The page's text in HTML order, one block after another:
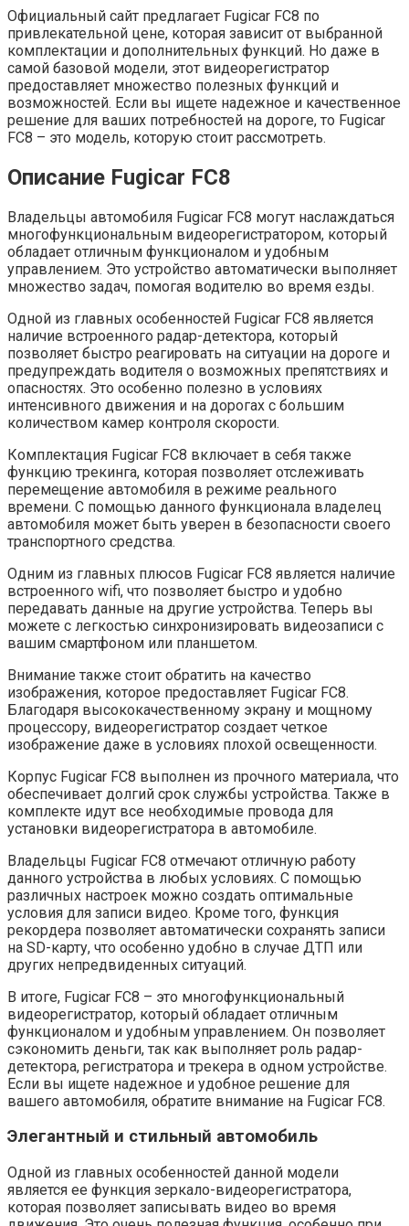
Официальный сайт предлагает Fugicar FC8 по
привлекательной цене, которая зависит от выбранной
комплектации и дополнительных функций. Но даже в
самой базовой модели, этот видеорегистратор
предоставляет множество полезных функций и
возможностей. Если вы ищете надежное и качественное
решение для ваших потребностей на дороге, то Fugicar
FC8 – это модель, которую стоит рассмотреть.
Описание Fugicar FC8
Владельцы автомобиля Fugicar FC8 могут наслаждаться
многофункциональным видеорегистратором, который
обладает отличным функционалом и удобным
управлением. Это устройство автоматически выполняет
множество задач, помогая водителю во время езды.
Одной из главных особенностей Fugicar FC8 является
наличие встроенного радар-детектора, который
позволяет быстро реагировать на ситуации на дороге и
предупреждать водителя о возможных препятствиях и
опасностях. Это особенно полезно в условиях
интенсивного движения и на дорогах с большим
количеством камер контроля скорости.
Комплектация Fugicar FC8 включает в себя также
функцию трекинга, которая позволяет отслеживать
перемещение автомобиля в режиме реального
времени. С помощью данного функционала владелец
автомобиля может быть уверен в безопасности своего
транспортного средства.
Одним из главных плюсов Fugicar FC8 является наличие
встроенного wifi, что позволяет быстро и удобно
передавать данные на другие устройства. Теперь вы
можете с легкостью синхронизировать видеозаписи с
вашим смартфоном или планшетом.
Внимание также стоит обратить на качество
изображения, которое предоставляет Fugicar FC8.
Благодаря высококачественному экрану и мощному
процессору, видеорегистратор создает четкое
изображение даже в условиях плохой освещенности.
Корпус Fugicar FC8 выполнен из прочного материала, что
обеспечивает долгий срок службы устройства. Также в
комплекте идут все необходимые провода для
установки видеорегистратора в автомобиле.
Владельцы Fugicar FC8 отмечают отличную работу
данного устройства в любых условиях. С помощью
различных настроек можно создать оптимальные
условия для записи видео. Кроме того, функция
рекордера позволяет автоматически сохранять записи
на SD-карту, что особенно удобно в случае ДТП или
других непредвиденных ситуаций.
В итоге, Fugicar FC8 – это многофункциональный
видеорегистратор, который обладает отличным
функционалом и удобным управлением. Он позволяет
сэкономить деньги, так как выполняет роль радар-
детектора, регистратора и трекера в одном устройстве.
Если вы ищете надежное и удобное решение для
вашего автомобиля, обратите внимание на Fugicar FC8.
Элегантный и стильный автомобиль
Одной из главных особенностей данной модели
является ее функция зеркало-видеорегистратора,
которая позволяет записывать видео во время